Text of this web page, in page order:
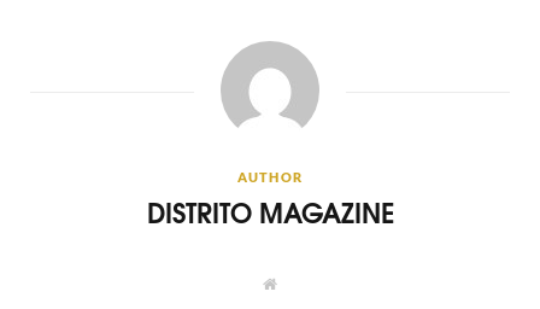
AUTHOR
DISTRITO MAGAZINE
W